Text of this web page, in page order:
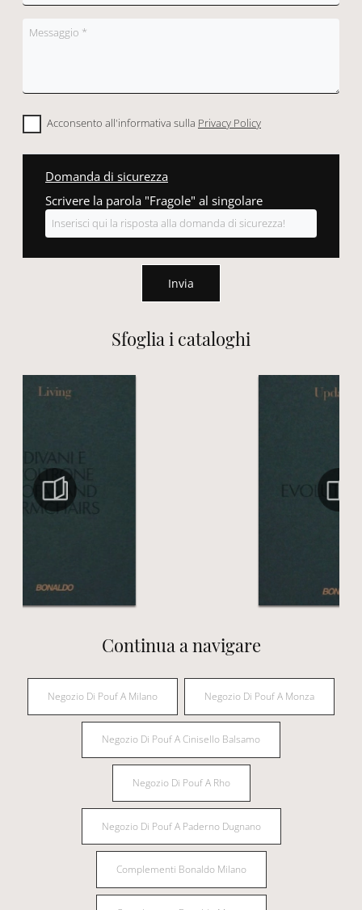
Sfoglia i cataloghi
Continua a navigare
Negozio Di Pouf A Milano Negozio Di Pouf A Monza
Negozio Di Pouf A Cinisello Balsamo
Negozio Di Pouf A Rho
Negozio Di Pouf A Paderno Dugnano
Complementi Bonaldo Milano
Acconsento all'informativa sulla Privacy Policy
Domanda di sicurezza
Scrivere la parola "Fragole" al singolare
Invia